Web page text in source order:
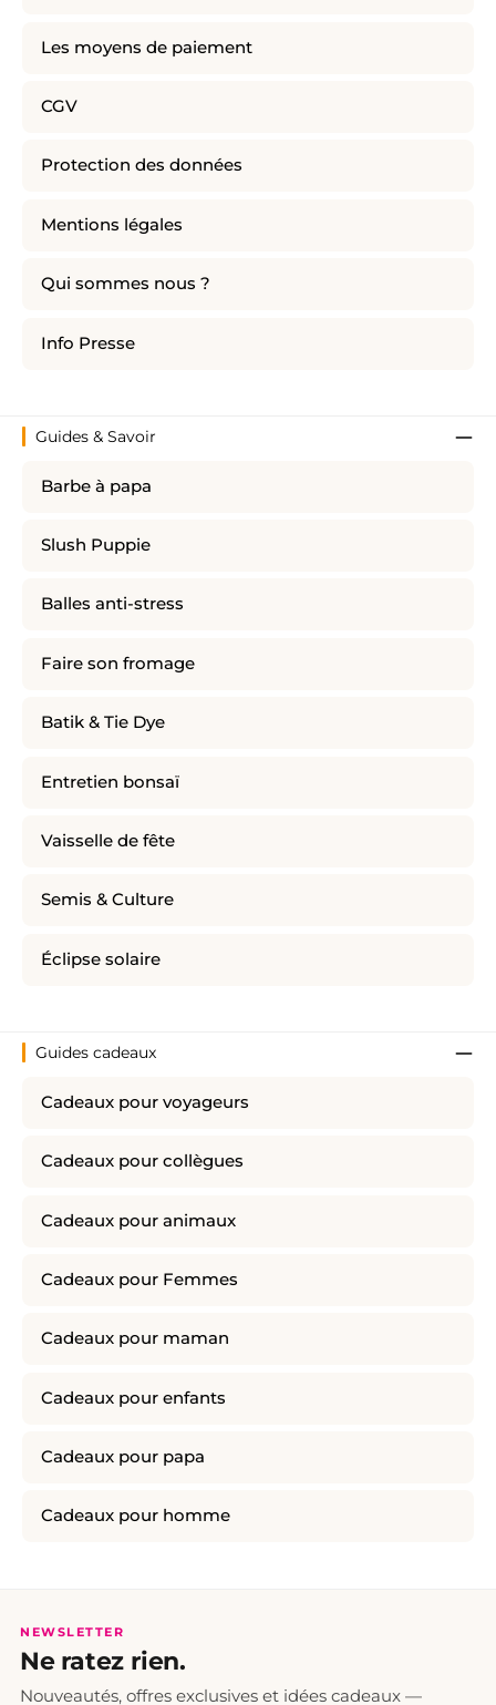
Les moyens de paiement
CGV
Protection des données
Mentions légales
Qui sommes nous ?
Info Presse
Guides & Savoir
Barbe à papa
Slush Puppie
Balles anti-stress
Faire son fromage
Batik & Tie Dye
Entretien bonsaï
Vaisselle de fête
Semis & Culture
Éclipse solaire
Guides cadeaux
Cadeaux pour voyageurs
Cadeaux pour collègues
Cadeaux pour animaux
Cadeaux pour Femmes
Cadeaux pour maman
Cadeaux pour enfants
Cadeaux pour papa
Cadeaux pour homme
NEWSLETTER
Ne ratez rien.
Nouveautés, offres exclusives et idées cadeaux —